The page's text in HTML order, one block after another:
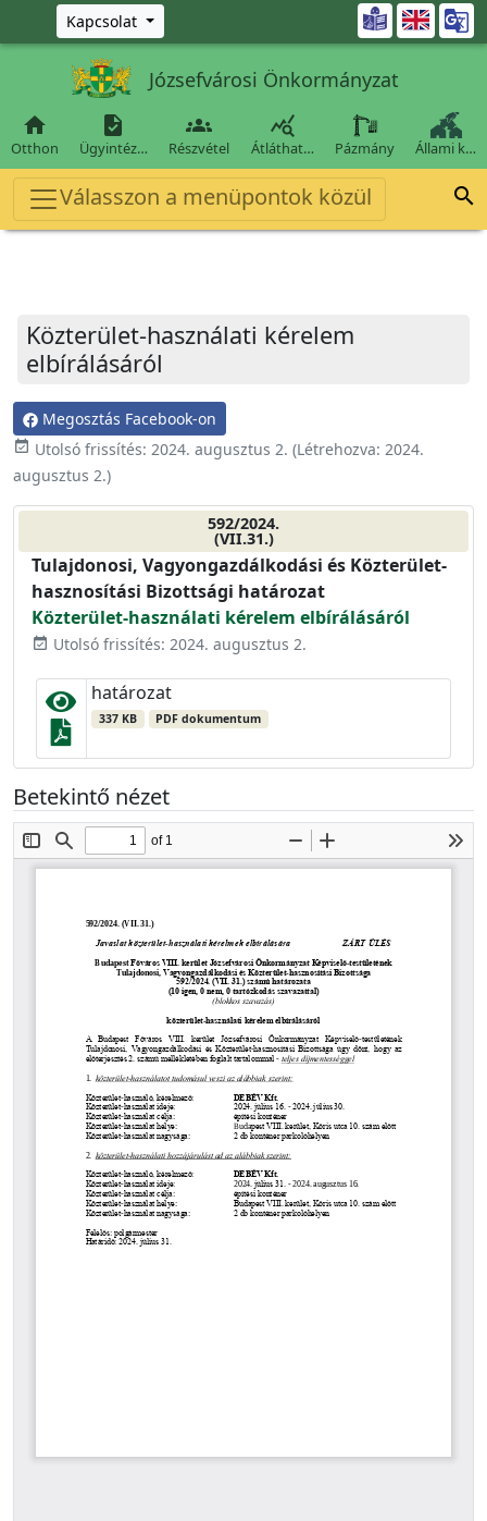
Ugrás a fő tartalomra
Kapcsolat 
Józsefvárosi Önkormányzat

Otthon

Ügyintéz…

Részvétel

Átláthat… Pázmány Állami k…
Válasszon a menüpontok közül 
Közterület-használati kérelem
elbírálásáról
Megosztás Facebook-on
event_available Utolsó frissítés: 2024. augusztus 2. (Létrehozva: 2024.
augusztus 2.)
592/2024.
(VII.31.)
Tulajdonosi, Vagyongazdálkodási és Közterület-
hasznosítási Bizottsági határozat
Közterület-használati kérelem elbírálásáról
event_available Utolsó frissítés: 2024. augusztus 2.
határozat
337 KB PDF dokumentum
Betekintő nézet